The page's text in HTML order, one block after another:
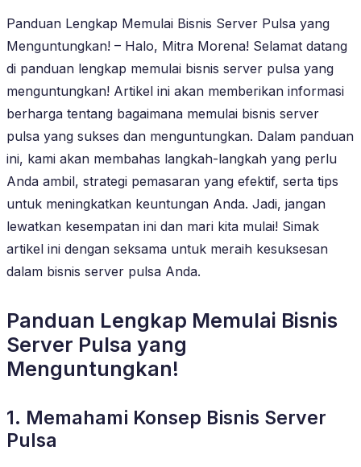
Panduan Lengkap Memulai Bisnis Server Pulsa yang
Menguntungkan! – Halo, Mitra Morena! Selamat datang
di panduan lengkap memulai bisnis server pulsa yang
menguntungkan! Artikel ini akan memberikan informasi
berharga tentang bagaimana memulai bisnis server
pulsa yang sukses dan menguntungkan. Dalam panduan
ini, kami akan membahas langkah-langkah yang perlu
Anda ambil, strategi pemasaran yang efektif, serta tips
untuk meningkatkan keuntungan Anda. Jadi, jangan
lewatkan kesempatan ini dan mari kita mulai! Simak
artikel ini dengan seksama untuk meraih kesuksesan
dalam bisnis server pulsa Anda.
Panduan Lengkap Memulai Bisnis
Server Pulsa yang
Menguntungkan!
1. Memahami Konsep Bisnis Server
Pulsa